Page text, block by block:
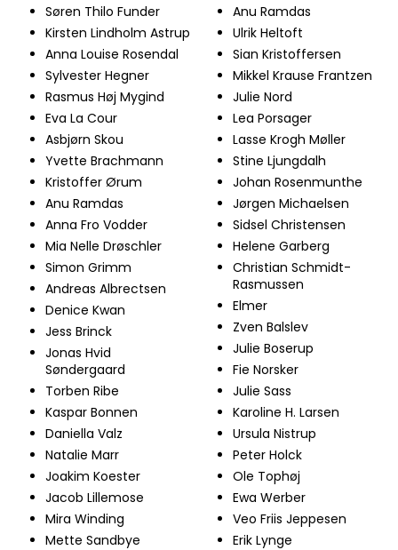
Søren Thilo Funder
Kirsten Lindholm Astrup
Anna Louise Rosendal
Sylvester Hegner
Rasmus Høj Mygind
Eva La Cour
Asbjørn Skou
Yvette Brachmann
Kristoffer Ørum
Anu Ramdas
Anna Fro Vodder
Mia Nelle Drøschler
Simon Grimm
Andreas Albrectsen
​Denice Kwan
Jess Brinck
Jonas Hvid
Søndergaard
Torben Ribe
Kaspar Bonnen
Daniella Valz
Natalie Marr
Joakim Koester
Jacob Lillemose
Mira Winding
Mette Sandbye
Anu Ramdas
Ulrik Heltoft
​Sian Kristoffersen
Mikkel Krause Frantzen
Julie Nord
Lea Porsager
Lasse Krogh Møller
​Stine Ljungdalh
Johan Rosenmunthe
Jørgen Michaelsen
Sidsel Christensen
Helene Garberg
Christian Schmidt-
Rasmussen
Elmer
Zven Balslev
Julie Boserup
Fie Norsker
Julie Sass
Karoline H. Larsen
Ursula Nistrup
Peter Holck
Ole Tophøj
Ewa Werber
Veo Friis Jeppesen
Erik Lynge